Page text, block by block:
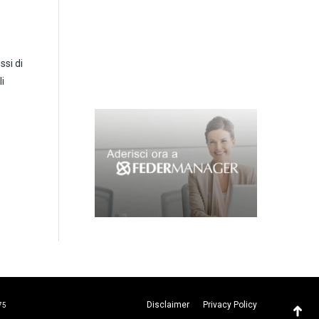
di
Disclaimer Privacy Policy